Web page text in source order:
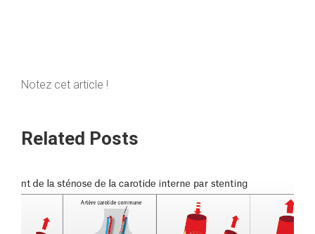
Notez cet article !
Related Posts